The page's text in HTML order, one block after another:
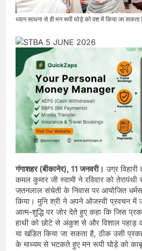
ध्यान साधना से ही मन रूपी घोड़े को वश में किया जा
गंगाशहर (बीकानेर), 11 जनवरी। उग्र विहारी
कमल कुमार जी स्वामी ने रविवार को
जतनलाल संचेती के निवास पर आयोजित
किया। मुनि श्री ने अपने ओजस्वी प्रवचन में
आत्म-शुद्धि पर जोर देते हुए कहा कि जिस
हाथी को छोटे से अंकुश से और विशाल पहाड़
या खंडित किया जा सकता है, ठीक उसी
के माध्यम से भटकते हुए मन रूपी घोड़े को